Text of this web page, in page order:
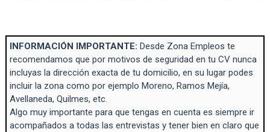
INFORMACIÓN IMPORTANTE: Desde Zona Empleos te
recomendamos que por motivos de seguridad en tu CV nunca
incluyas la dirección exacta de tu domicilio, en su lugar podes
incluir la zona como por ejemplo Moreno, Ramos Mejía,
Avellaneda, Quilmes, etc.
Algo muy importante para que tengas en cuenta es siempre ir
acompañados a todas las entrevistas y tener bien en claro que